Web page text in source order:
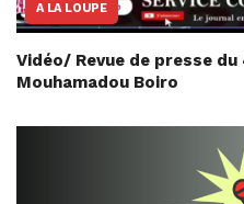
A LA LOUPE
Vidéo/ Revue de presse
Mouhamadou Boiro